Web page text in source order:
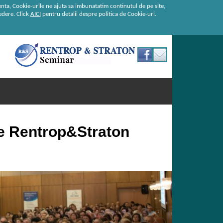
Cookie-urile ne ajuta sa imbunatatim continutul de pe site,
Click AICIpentru detalii despre politica de Cookie-uri.
Rentrop&Straton